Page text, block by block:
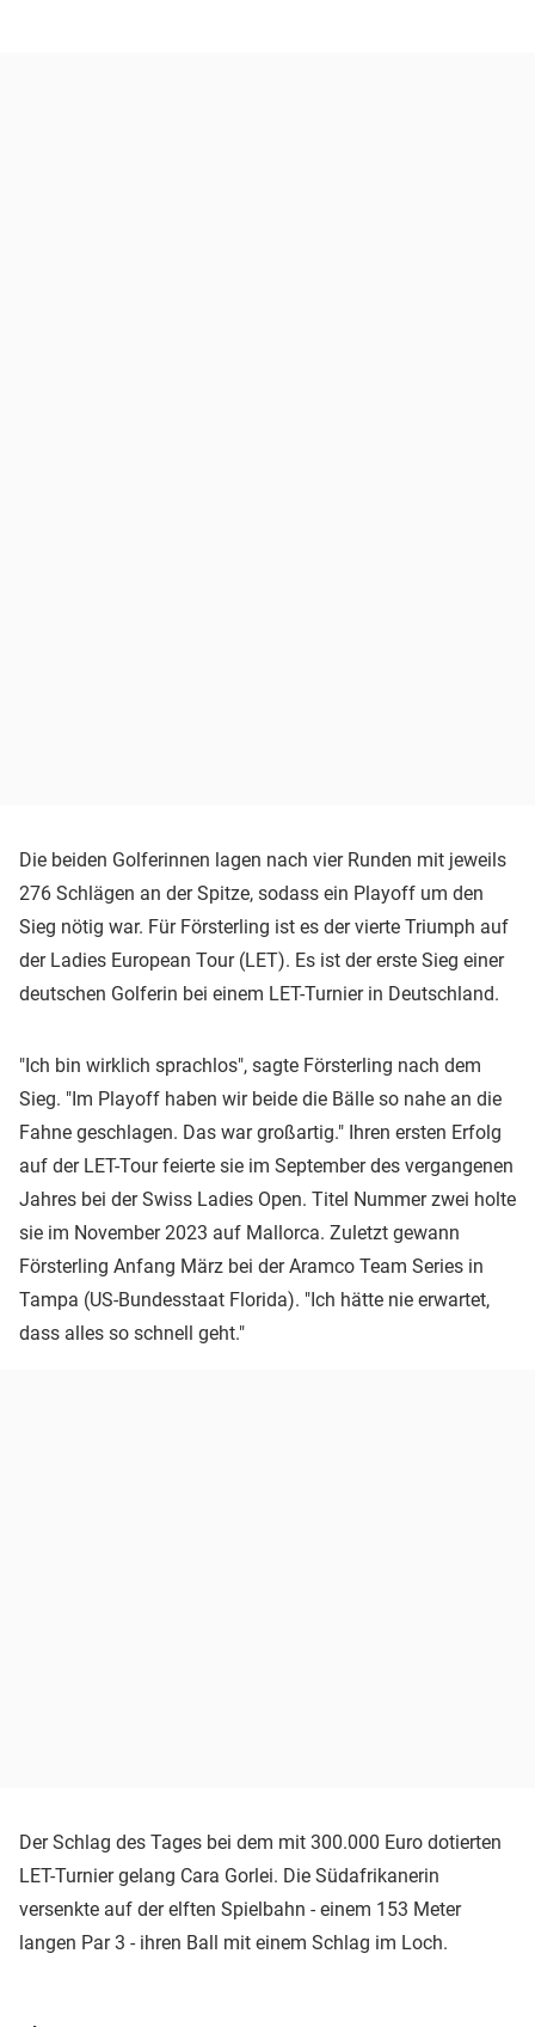
Die beiden Golferinnen lagen nach vier Runden mit jeweils
276 Schlägen an der Spitze, sodass ein Playoff um den
Sieg nötig war. Für Försterling ist es der vierte Triumph auf
der Ladies European Tour (LET). Es ist der erste Sieg einer
deutschen Golferin bei einem LET-Turnier in Deutschland.
"Ich bin wirklich sprachlos", sagte Försterling nach dem
Sieg. "Im Playoff haben wir beide die Bälle so nahe an die
Fahne geschlagen. Das war großartig." Ihren ersten Erfolg
auf der LET-Tour feierte sie im September des vergangenen
Jahres bei der Swiss Ladies Open. Titel Nummer zwei holte
sie im November 2023 auf Mallorca. Zuletzt gewann
Försterling Anfang März bei der Aramco Team Series in
Tampa (US-Bundesstaat Florida). "Ich hätte nie erwartet,
dass alles so schnell geht."
Der Schlag des Tages bei dem mit 300.000 Euro dotierten
LET-Turnier gelang Cara Gorlei. Die Südafrikanerin
versenkte auf der elften Spielbahn - einem 153 Meter
langen Par 3 - ihren Ball mit einem Schlag im Loch.